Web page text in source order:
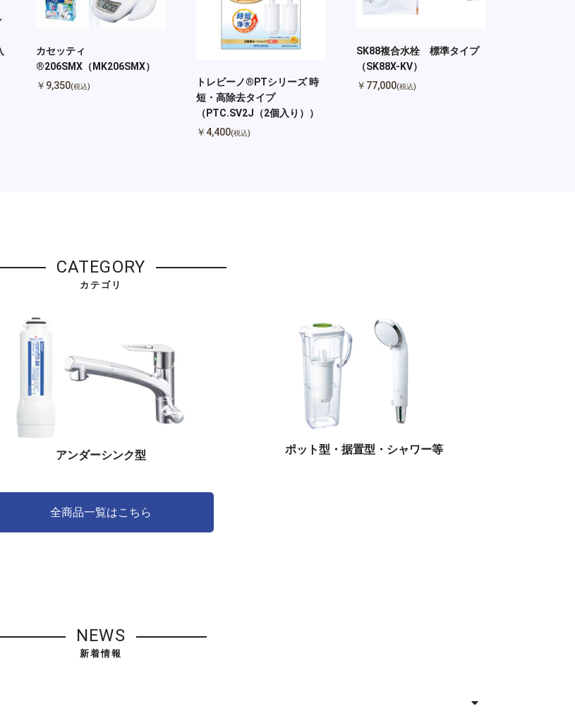
お買い物を続ける
カセッティ
®206SMX（MK206SMX）
￥9,350(税込)
トレビーノ®PTシリーズ 時
短・高除去タイプ
（PTC.SV2J（2個入り））
￥4,400(税込)
SK88複合水栓 標準タイプ
（SK88X-KV）
￥77,000(税込)
CATEGORY
カテゴリ
アンダーシンク型 ポット型・据置型・シャワー等
全商品一覧はこちら
NEWS
新着情報